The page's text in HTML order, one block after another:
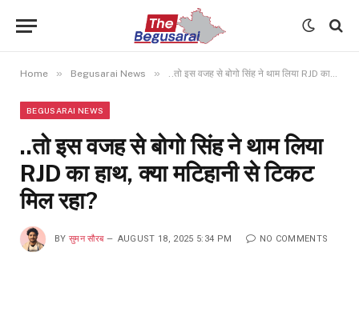
Home » Begusarai News » ..तो इस वजह से बोगो सिंह ने थाम लिया RJD का हाथ, क्या मटिहानी से टिकट मिल रहा?
BEGUSARAI NEWS
..तो इस वजह से बोगो सिंह ने थाम लिया
RJD का हाथ, क्या मटिहानी से टिकट
मिल रहा?
BY सुमन सौरब AUGUST 18, 2025 5:34 PM NO COMMENTS